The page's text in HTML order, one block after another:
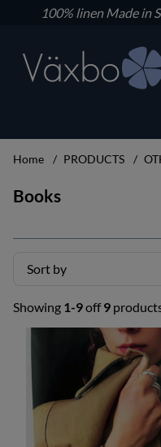
100% linenMade in
Home PRODUCTS
Books
Sort by
Showing 1-9off9